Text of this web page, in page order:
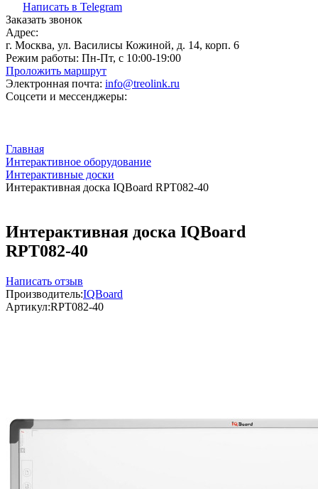
Написать в Telegram
Заказать звонок
Адрес:
г. Москва, ул. Василисы Кожиной, д. 14, корп. 6
Режим работы: Пн-Пт, с 10:00-19:00
Проложить маршрут
Электронная почта: info@treolink.ru
Соцсети и мессенджеры:
Главная
Интерактивное оборудование
Интерактивные доски
Интерактивная доска IQBoard RPT082-40
Интерактивная доска IQBoard
RPT082-40
Написать отзыв
Производитель:IQBoard
Артикул:RPT082-40